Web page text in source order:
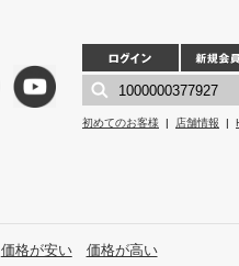
初めてのお客様 | 店舗情報 |
価格が安い
価格が高い